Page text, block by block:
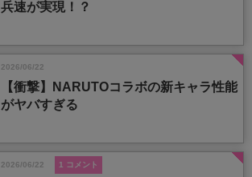
兵速が実現！？
2026/06/22
【衝撃】NARUTOコラボの新キャラ性能
がヤバすぎる
2026/06/22 1 コメント